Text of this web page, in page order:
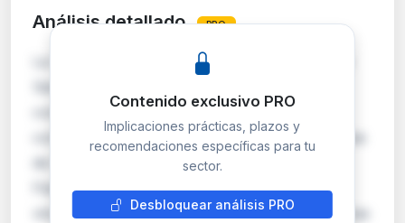
Análisis detallado PRO
La Universidad de Cantabria y la Consejería de
Sanidad del Gobierno de Cantabria nombran
conjuntamente a José Luis Fernández Torre
como Profesor Titular de Universidad en el área
de Fisiología, adscrita al Departamento de
Fisiología y Farmacología. La plaza está
vinculada a la de Facultativo Especialista de Área
Contenido exclusivo PRO
Implicaciones prácticas, plazos y
recomendaciones específicas para tu
sector.
Desbloquear análisis PRO